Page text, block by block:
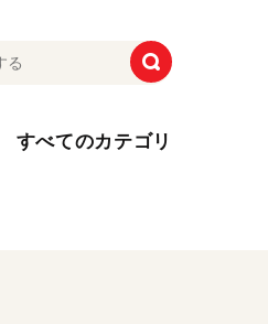
すべてのカテゴリ